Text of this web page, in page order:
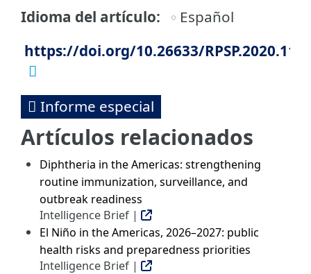
Idioma del artículo
Español
https://doi.org/10.26633/RPSP.2020.113
Informe especial
Artículos relacionados
Diphtheria in the Americas: strengthening
routine immunization, surveillance, and
outbreak readiness
Intelligence Brief |
El Niño in the Americas, 2026–2027: public
health risks and preparedness priorities
Intelligence Brief |